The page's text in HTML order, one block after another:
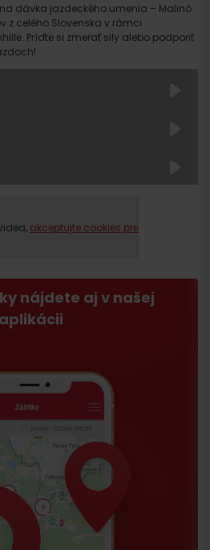
dávka jazdeckého umenia – Malinô
z celého Slovenska v rámci
Príďte si zmerať sily alebo podporiť
akceptujte cookies pre
nájdete aj v našej
aplikácii